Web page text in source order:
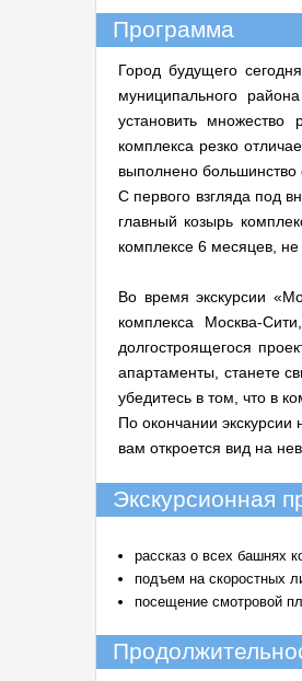
Программа
Город будущего
муниципального
установить
комплекса резко
выполнено большинство
С первого взгляда под
главный козырь
комплексе 6 месяцев,
Во время экскурсии
комплекса Москва-
долгостроящегося
апартаменты, станете
убедитесь в том, что в
По окончании
вам откроется вид на
Экскурсионная
рассказ о всех башнях
подъем на скоростных
посещение смотровой